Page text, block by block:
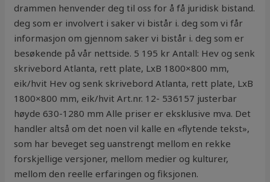
drammen henvender deg til oss for å få juridisk bistand.
deg som er involvert i saker vi bistår i. deg som vi får
informasjon om gjennom saker vi bistår i. deg som er
besøkende på vår nettside. 5 195 kr Antall: Hev og senk
skrivebord Atlanta, rett plate, LxB 1800×800 mm,
eik/hvit Hev og senk skrivebord Atlanta, rett plate, LxB
1800×800 mm, eik/hvit Art.nr. 12- 536157 justerbar
høyde 630-1280 mm Alle priser er eksklusive mva. Det
handler altså om det noen vil kalle en «flytende tekst»,
som har beveget seg uanstrengt mellom en rekke
forskjellige versjoner, mellom medier og kulturer,
mellom den reelle erfaringen og fiksjonen.